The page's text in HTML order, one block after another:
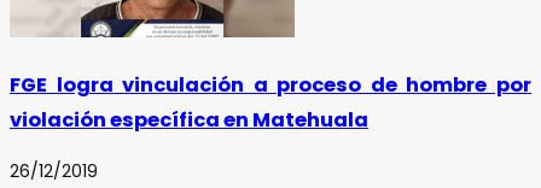
FGE logra vinculación a proceso de hombre por
violación específica en Matehuala
26/12/2019